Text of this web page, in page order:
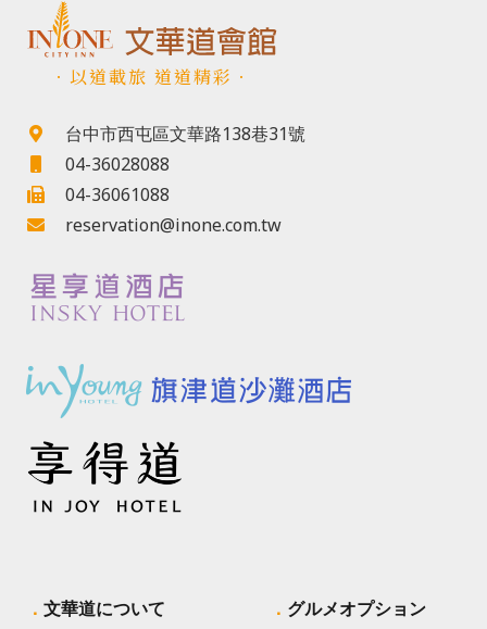
．以道載旅 道道精彩．
台中市西屯區文華路138巷31號
04-36028088
04-36061088
reservation@inone.com.tw
文華道について
グルメオプション